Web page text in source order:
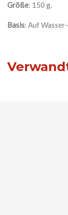
Größe: 150 g.
Basis: Auf